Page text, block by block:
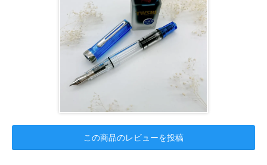
この商品のレビューを投稿